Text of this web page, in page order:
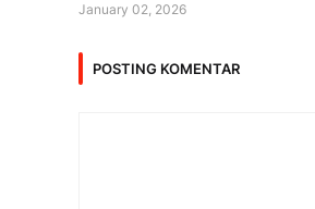
January 02, 2026
POSTING KOMENTAR